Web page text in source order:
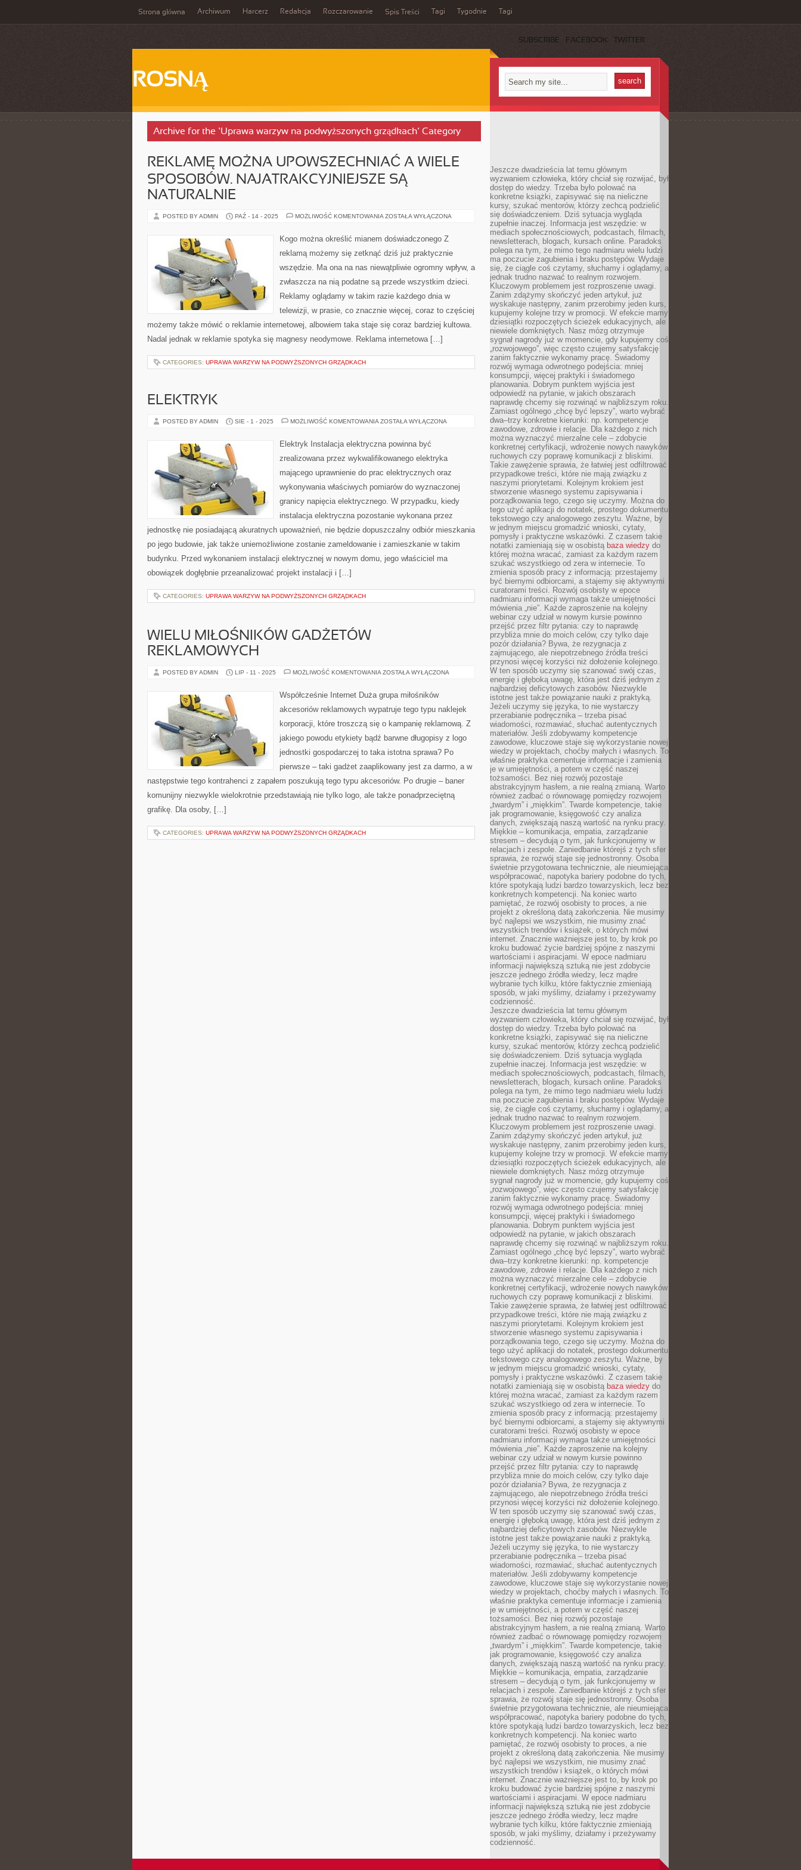
Strona główna Archiwum Harcerz Redakcja Rozczarowanie Spis Treści Tagi Tygodnie Tagi
SUBSCRIBE FACEBOOK TWITTER
ROSNĄ
Archive for the ‘Uprawa warzyw na podwyższonych grządkach’ Category
REKLAMĘ MOŻNA UPOWSZECHNIAĆ A WIELE
SPOSOBÓW. NAJATRAKCYJNIEJSZE SĄ
NATURALNIE
POSTED BY ADMIN PAŹ - 14 - 2025 MOŻLIWOŚĆ KOMENTOWANIA REKLAMĘ
A
WIELE
NAJATRAKCYJNIEJSZE
NATURALNIE
ZOSTAŁA WYŁĄCZONA
Kogo można określić mianem doświadczonego Z
reklamą możemy się zetknąć dziś już praktycznie
wszędzie. Ma ona na nas niewątpliwie ogromny wpływ, a
zwłaszcza na nią podatne są przede wszystkim dzieci.
Reklamy oglądamy w takim razie każdego dnia w
telewizji, w prasie, co znacznie więcej, coraz to częściej
możemy także mówić o reklamie internetowej, albowiem taka staje się coraz bardziej kultowa.
Nadal jednak w reklamie spotyka się magnesy neodymowe. Reklama internetowa […]
CATEGORIES: UPRAWA WARZYW NA PODWYŻSZONYCH GRZĄDKACH
ELEKTRYK
POSTED BY ADMIN SIE - 1 - 2025 MOŻLIWOŚĆ KOMENTOWANIA ELEKTRYK
ZOSTAŁA WYŁĄCZONA
Elektryk Instalacja elektryczna powinna być
zrealizowana przez wykwalifikowanego elektryka
mającego uprawnienie do prac elektrycznych oraz
wykonywania właściwych pomiarów do wyznaczonej
granicy napięcia elektrycznego. W przypadku, kiedy
instalacja elektryczna pozostanie wykonana przez
jednostkę nie posiadającą akuratnych upoważnień, nie będzie dopuszczalny odbiór mieszkania
po jego budowie, jak także uniemożliwione zostanie zameldowanie i zamieszkanie w takim
budynku. Przed wykonaniem instalacji elektrycznej w nowym domu, jego właściciel ma
obowiązek dogłębnie przeanalizować projekt instalacji i […]
CATEGORIES: UPRAWA WARZYW NA PODWYŻSZONYCH GRZĄDKACH
WIELU MIŁOŚNIKÓW GADŻETÓW
REKLAMOWYCH
POSTED BY ADMIN LIP - 11 - 2025 MOŻLIWOŚĆ KOMENTOWANIA WIELU
REKLAMOWYCH
ZOSTAŁA WYŁĄCZONA
Współcześnie Internet Duża grupa miłośników
akcesoriów reklamowych wypatruje tego typu naklejek
korporacji, które troszczą się o kampanię reklamową. Z
jakiego powodu etykiety bądź barwne długopisy z logo
jednostki gospodarczej to taka istotna sprawa? Po
pierwsze – taki gadżet zaaplikowany jest za darmo, a w
następstwie tego kontrahenci z zapałem poszukują tego typu akcesoriów. Po drugie – baner
komunijny niezwykle wielokrotnie przedstawiają nie tylko logo, ale także ponadprzeciętną
grafikę. Dla osoby, […]
CATEGORIES: UPRAWA WARZYW NA PODWYŻSZONYCH GRZĄDKACH
Jeszcze dwadzieścia lat temu głównym
wyzwaniem człowieka, który chciał się rozwijać, był
dostęp do wiedzy. Trzeba było polować na
konkretne książki, zapisywać się na nieliczne
kursy, szukać mentorów, którzy zechcą podzielić
się doświadczeniem. Dziś sytuacja wygląda
zupełnie inaczej. Informacja jest wszędzie: w
mediach społecznościowych, podcastach, filmach,
newsletterach, blogach, kursach online. Paradoks
polega na tym, że mimo tego nadmiaru wielu ludzi
ma poczucie zagubienia i braku postępów. Wydaje
się, że ciągle coś czytamy, słuchamy i oglądamy, a
jednak trudno nazwać to realnym rozwojem.
Kluczowym problemem jest rozproszenie uwagi.
Zanim zdążymy skończyć jeden artykuł, już
wyskakuje następny, zanim przerobimy jeden kurs,
kupujemy kolejne trzy w promocji. W efekcie mamy
dziesiątki rozpoczętych ścieżek edukacyjnych, ale
niewiele domkniętych. Nasz mózg otrzymuje
sygnał nagrody już w momencie, gdy kupujemy coś
„rozwojowego”, więc często czujemy satysfakcję
zanim faktycznie wykonamy pracę. Świadomy
rozwój wymaga odwrotnego podejścia: mniej
konsumpcji, więcej praktyki i świadomego
planowania. Dobrym punktem wyjścia jest
odpowiedź na pytanie, w jakich obszarach
naprawdę chcemy się rozwinąć w najbliższym roku.
Zamiast ogólnego „chcę być lepszy”, warto wybrać
dwa–trzy konkretne kierunki: np. kompetencje
zawodowe, zdrowie i relacje. Dla każdego z nich
można wyznaczyć mierzalne cele – zdobycie
konkretnej certyfikacji, wdrożenie nowych nawyków
ruchowych czy poprawę komunikacji z bliskimi.
Takie zawężenie sprawia, że łatwiej jest odfiltrować
przypadkowe treści, które nie mają związku z
naszymi priorytetami. Kolejnym krokiem jest
stworzenie własnego systemu zapisywania i
porządkowania tego, czego się uczymy. Można do
tego użyć aplikacji do notatek, prostego dokumentu
tekstowego czy analogowego zeszytu. Ważne, by
w jednym miejscu gromadzić wnioski, cytaty,
pomysły i praktyczne wskazówki. Z czasem takie
notatki zamieniają się w osobistą baza wiedzy do
której można wracać, zamiast za każdym razem
szukać wszystkiego od zera w internecie. To
zmienia sposób pracy z informacją: przestajemy
być biernymi odbiorcami, a stajemy się aktywnymi
curatorami treści. Rozwój osobisty w epoce
nadmiaru informacji wymaga także umiejętności
mówienia „nie”. Każde zaproszenie na kolejny
webinar czy udział w nowym kursie powinno
przejść przez filtr pytania: czy to naprawdę
przybliża mnie do moich celów, czy tylko daje
pozór działania? Bywa, że rezygnacja z
zajmującego, ale niepotrzebnego źródła treści
przynosi więcej korzyści niż dołożenie kolejnego.
W ten sposób uczymy się szanować swój czas,
energię i głęboką uwagę, która jest dziś jednym z
najbardziej deficytowych zasobów. Niezwykle
istotne jest także powiązanie nauki z praktyką.
Jeżeli uczymy się języka, to nie wystarczy
przerabianie podręcznika – trzeba pisać
wiadomości, rozmawiać, słuchać autentycznych
materiałów. Jeśli zdobywamy kompetencje
zawodowe, kluczowe staje się wykorzystanie nowej
wiedzy w projektach, choćby małych i własnych. To
właśnie praktyka cementuje informacje i zamienia
je w umiejętności, a potem w część naszej
tożsamości. Bez niej rozwój pozostaje
abstrakcyjnym hasłem, a nie realną zmianą. Warto
również zadbać o równowagę pomiędzy rozwojem
„twardym” i „miękkim”. Twarde kompetencje, takie
jak programowanie, księgowość czy analiza
danych, zwiększają naszą wartość na rynku pracy.
Miękkie – komunikacja, empatia, zarządzanie
stresem – decydują o tym, jak funkcjonujemy w
relacjach i zespole. Zaniedbanie którejś z tych sfer
sprawia, że rozwój staje się jednostronny. Osoba
świetnie przygotowana technicznie, ale nieumiejąca
współpracować, napotyka bariery podobne do tych,
które spotykają ludzi bardzo towarzyskich, lecz bez
konkretnych kompetencji. Na koniec warto
pamiętać, że rozwój osobisty to proces, a nie
projekt z określoną datą zakończenia. Nie musimy
być najlepsi we wszystkim, nie musimy znać
wszystkich trendów i książek, o których mówi
internet. Znacznie ważniejsze jest to, by krok po
kroku budować życie bardziej spójne z naszymi
wartościami i aspiracjami. W epoce nadmiaru
informacji największą sztuką nie jest zdobycie
jeszcze jednego źródła wiedzy, lecz mądre
wybranie tych kilku, które faktycznie zmieniają
sposób, w jaki myślimy, działamy i przeżywamy
codzienność.
Jeszcze dwadzieścia lat temu głównym
wyzwaniem człowieka, który chciał się rozwijać, był
dostęp do wiedzy. Trzeba było polować na
konkretne książki, zapisywać się na nieliczne
kursy, szukać mentorów, którzy zechcą podzielić
się doświadczeniem. Dziś sytuacja wygląda
zupełnie inaczej. Informacja jest wszędzie: w
mediach społecznościowych, podcastach, filmach,
newsletterach, blogach, kursach online. Paradoks
polega na tym, że mimo tego nadmiaru wielu ludzi
ma poczucie zagubienia i braku postępów. Wydaje
się, że ciągle coś czytamy, słuchamy i oglądamy, a
jednak trudno nazwać to realnym rozwojem.
Kluczowym problemem jest rozproszenie uwagi.
Zanim zdążymy skończyć jeden artykuł, już
wyskakuje następny, zanim przerobimy jeden kurs,
kupujemy kolejne trzy w promocji. W efekcie mamy
dziesiątki rozpoczętych ścieżek edukacyjnych, ale
niewiele domkniętych. Nasz mózg otrzymuje
sygnał nagrody już w momencie, gdy kupujemy coś
„rozwojowego”, więc często czujemy satysfakcję
zanim faktycznie wykonamy pracę. Świadomy
rozwój wymaga odwrotnego podejścia: mniej
konsumpcji, więcej praktyki i świadomego
planowania. Dobrym punktem wyjścia jest
odpowiedź na pytanie, w jakich obszarach
naprawdę chcemy się rozwinąć w najbliższym roku.
Zamiast ogólnego „chcę być lepszy”, warto wybrać
dwa–trzy konkretne kierunki: np. kompetencje
zawodowe, zdrowie i relacje. Dla każdego z nich
można wyznaczyć mierzalne cele – zdobycie
konkretnej certyfikacji, wdrożenie nowych nawyków
ruchowych czy poprawę komunikacji z bliskimi.
Takie zawężenie sprawia, że łatwiej jest odfiltrować
przypadkowe treści, które nie mają związku z
naszymi priorytetami. Kolejnym krokiem jest
stworzenie własnego systemu zapisywania i
porządkowania tego, czego się uczymy. Można do
tego użyć aplikacji do notatek, prostego dokumentu
tekstowego czy analogowego zeszytu. Ważne, by
w jednym miejscu gromadzić wnioski, cytaty,
pomysły i praktyczne wskazówki. Z czasem takie
notatki zamieniają się w osobistą baza wiedzy do
której można wracać, zamiast za każdym razem
szukać wszystkiego od zera w internecie. To
zmienia sposób pracy z informacją: przestajemy
być biernymi odbiorcami, a stajemy się aktywnymi
curatorami treści. Rozwój osobisty w epoce
nadmiaru informacji wymaga także umiejętności
mówienia „nie”. Każde zaproszenie na kolejny
webinar czy udział w nowym kursie powinno
przejść przez filtr pytania: czy to naprawdę
przybliża mnie do moich celów, czy tylko daje
pozór działania? Bywa, że rezygnacja z
zajmującego, ale niepotrzebnego źródła treści
przynosi więcej korzyści niż dołożenie kolejnego.
W ten sposób uczymy się szanować swój czas,
energię i głęboką uwagę, która jest dziś jednym z
najbardziej deficytowych zasobów. Niezwykle
istotne jest także powiązanie nauki z praktyką.
Jeżeli uczymy się języka, to nie wystarczy
przerabianie podręcznika – trzeba pisać
wiadomości, rozmawiać, słuchać autentycznych
materiałów. Jeśli zdobywamy kompetencje
zawodowe, kluczowe staje się wykorzystanie nowej
wiedzy w projektach, choćby małych i własnych. To
właśnie praktyka cementuje informacje i zamienia
je w umiejętności, a potem w część naszej
tożsamości. Bez niej rozwój pozostaje
abstrakcyjnym hasłem, a nie realną zmianą. Warto
również zadbać o równowagę pomiędzy rozwojem
„twardym” i „miękkim”. Twarde kompetencje, takie
jak programowanie, księgowość czy analiza
danych, zwiększają naszą wartość na rynku pracy.
Miękkie – komunikacja, empatia, zarządzanie
stresem – decydują o tym, jak funkcjonujemy w
relacjach i zespole. Zaniedbanie którejś z tych sfer
sprawia, że rozwój staje się jednostronny. Osoba
świetnie przygotowana technicznie, ale nieumiejąca
współpracować, napotyka bariery podobne do tych,
które spotykają ludzi bardzo towarzyskich, lecz bez
konkretnych kompetencji. Na koniec warto
pamiętać, że rozwój osobisty to proces, a nie
projekt z określoną datą zakończenia. Nie musimy
być najlepsi we wszystkim, nie musimy znać
wszystkich trendów i książek, o których mówi
internet. Znacznie ważniejsze jest to, by krok po
kroku budować życie bardziej spójne z naszymi
wartościami i aspiracjami. W epoce nadmiaru
informacji największą sztuką nie jest zdobycie
jeszcze jednego źródła wiedzy, lecz mądre
wybranie tych kilku, które faktycznie zmieniają
sposób, w jaki myślimy, działamy i przeżywamy
codzienność.